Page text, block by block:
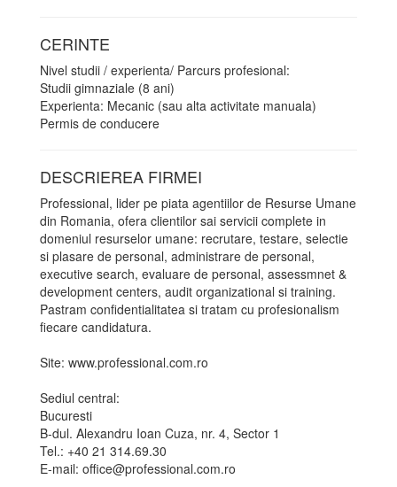
CERINTE
Nivel studii / experienta/ Parcurs profesional:
Studii gimnaziale (8 ani)
Experienta: Mecanic (sau alta activitate manuala)
Permis de conducere
DESCRIEREA FIRMEI
Professional, lider pe piata agentiilor de Resurse Umane
din Romania, ofera clientilor sai servicii complete in
domeniul resurselor umane: recrutare, testare, selectie
si plasare de personal, administrare de personal,
executive search, evaluare de personal, assessmnet &
development centers, audit organizational si training.
Pastram confidentialitatea si tratam cu profesionalism
fiecare candidatura.
Site: www.professional.com.ro
Sediul central:
Bucuresti
B-dul. Alexandru Ioan Cuza, nr. 4, Sector 1
Tel.: +40 21 314.69.30
E-mail: office@professional.com.ro